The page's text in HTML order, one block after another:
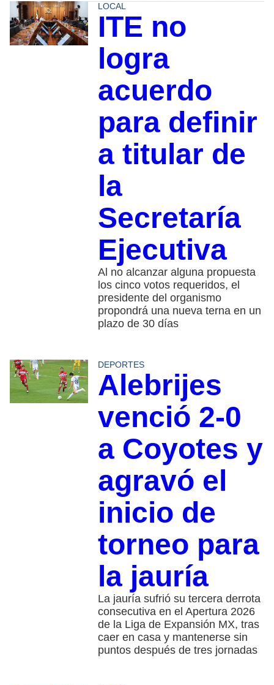
LOCAL
ITE no
logra
acuerdo
para definir
a titular de
la
Secretaría
Ejecutiva
Al no alcanzar alguna propuesta
los cinco votos requeridos, el
presidente del organismo
propondrá una nueva terna en un
plazo de 30 días
DEPORTES
Alebrijes
venció 2-0
a Coyotes y
agravó el
inicio de
torneo para
la jauría
La jauría sufrió su tercera derrota
consecutiva en el Apertura 2026
de la Liga de Expansión MX, tras
caer en casa y mantenerse sin
puntos después de tres jornadas